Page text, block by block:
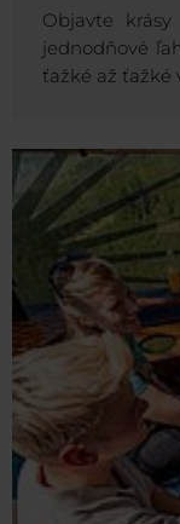
Objavte
jednodňové
ťažké až ťažké